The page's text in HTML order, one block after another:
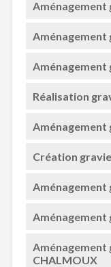
Aménagement
Aménagement
Aménagement
Réalisation
Aménagement
Création
Aménagement
Aménagement
Aménagement
CHALMOUX